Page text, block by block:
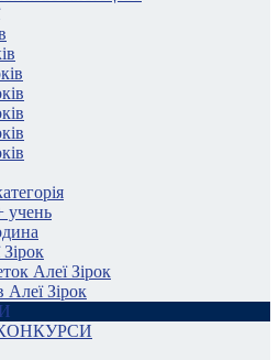
учень
Алеї Зірок
Алеї Зірок